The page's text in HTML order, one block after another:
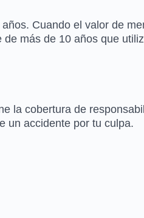
Cuando el valor de
más de 10 años que
la cobertura de
un accidente por tu culpa.